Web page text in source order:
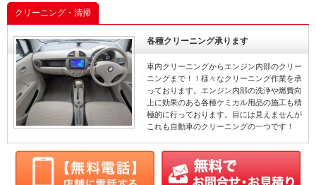
クリーニング・清掃
各種クリーニング承ります
車内クリーニングからエンジン内部のクリー
ニングまで！！様々なクリーニング作業を承
っております。エンジン内部の洗浄や燃費向
上に効果のある各種ケミカル用品の施工も積
極的に行っております。目には見えませんが
これも自動車のクリーニングの一つです！